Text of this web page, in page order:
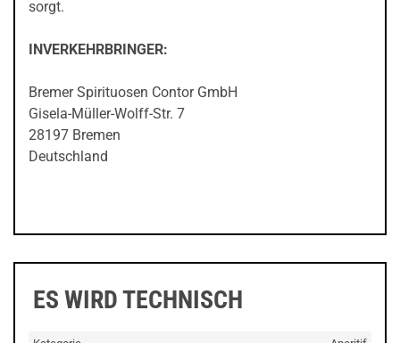
sorgt.
INVERKEHRBRINGER:
Bremer Spirituosen Contor GmbH
Gisela-Müller-Wolff-Str. 7
28197 Bremen
Deutschland
ES WIRD TECHNISCH